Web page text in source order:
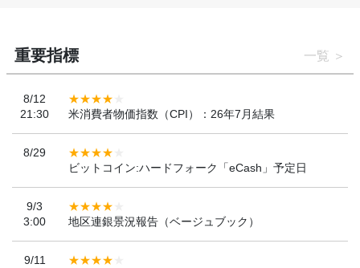
重要指標 一覧
8/12
21:30
米消費者物価指数（CPI）：26年7月結果
8/29
ビットコイン:ハードフォーク「eCash」予定日
9/3
3:00
地区連銀景況報告（ベージュブック）
9/11